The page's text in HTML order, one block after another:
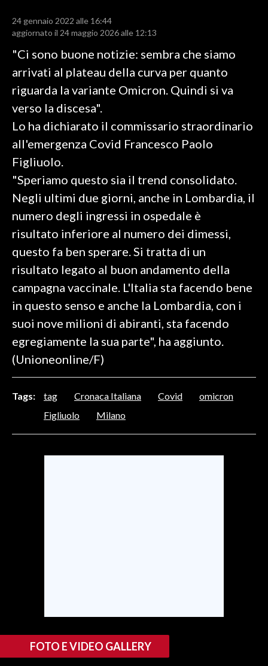
CALCIO
CALCIO REGIONALE
BASKET
VOLLEY
MOTORI
TENNIS
ALTRI SPORT
SPETTACOLI
SALUTE
SARDEGNA TURISMO
#CARAUNIONE
3 MINUTI CON
INSULARITÀ
24 gennaio 2022 alle 16:44
aggiornato il 24 maggio 2026 alle 12:13
"Ci sono buone notizie: sembra che siamo
arrivati al plateau della curva per quanto
riguarda la variante Omicron. Quindi si va
verso la discesa".
Lo ha dichiarato il commissario straordinario
all'emergenza Covid Francesco Paolo
Figliuolo.
"Speriamo questo sia il trend consolidato.
Negli ultimi due giorni, anche in Lombardia, il
numero degli ingressi in ospedale è
risultato inferiore al numero dei dimessi,
questo fa ben sperare. Si tratta di un
risultato legato al buon andamento della
campagna vaccinale. L'Italia sta facendo bene
in questo senso e anche la Lombardia, con i
suoi nove milioni di abiranti, sta facendo
egregiamente la sua parte", ha aggiunto.
(Unioneonline/F)
Tags: tag Cronaca Italiana Covid
omicron
Figliuolo
Milano
FOTO E VIDEO GALLERY